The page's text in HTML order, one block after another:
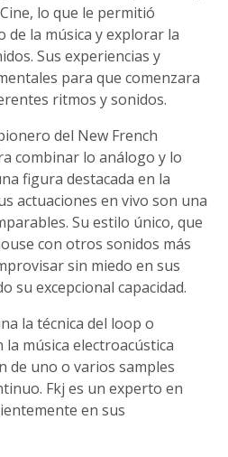
lo que le permitió
de la música y explorar la
Sus experiencias y
para que comenzara
ritmos y sonidos.
del New French
combinar lo análogo y lo
figura destacada en la
actuaciones en vivo son una
Su estilo único, que
con otros sonidos más
sin miedo en sus
su excepcional capacidad.
la técnica del loop o
música electroacústica
de uno o varios samples
Fkj es un experto en
en sus